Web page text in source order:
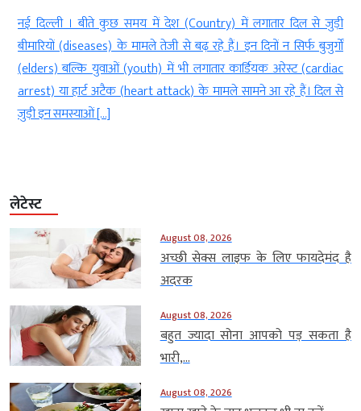
नई दिल्‍ली । बीते कुछ समय में देश (Country) में लगातार दिल से जुड़ी
बीमारियों (diseases) के मामले तेजी से बढ़ रहे हैं। इन दिनों न सिर्फ बुजुर्गों
(elders) बल्कि युवाओं (youth) में भी लगातार कार्डियक अरेस्ट (cardiac
arrest) या हार्ट अटैक (heart attack) के मामले सामने आ रहे हैं। दिल से
जुड़ी इन समस्याओं […]
लेटेस्ट
August 08, 2026
अच्छी सेक्स लाइफ के लिए फायदेमंद है
अदरक
August 08, 2026
बहुत ज्यादा सोना आपको पड़ सकता है
भारी,...
August 08, 2026